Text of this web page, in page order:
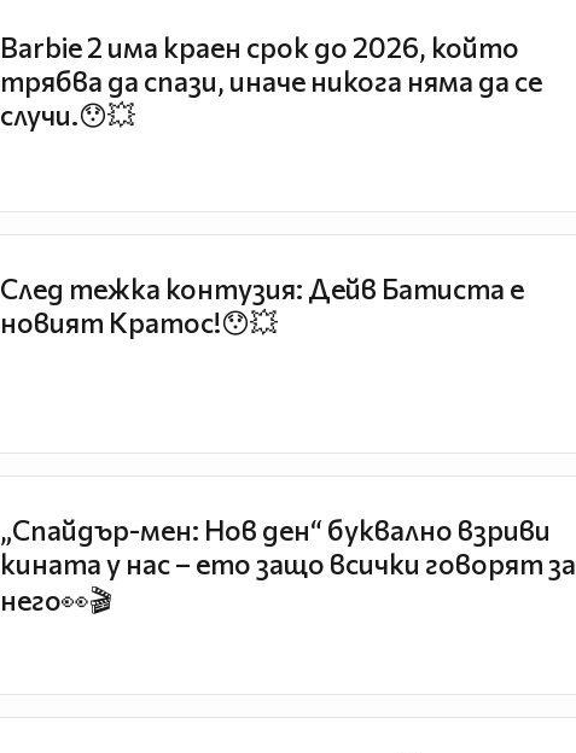
Barbie 2 има краен срок до 2026, който
трябва да спази, иначе никога няма да се
случи.😯💥
След тежка контузия: Дейв Батиста е
новият Кратос!😯💥
„Спайдър-мен: Нов ден“ буквално взриви
кината у нас – ето защо всички говорят за
него👀🎬